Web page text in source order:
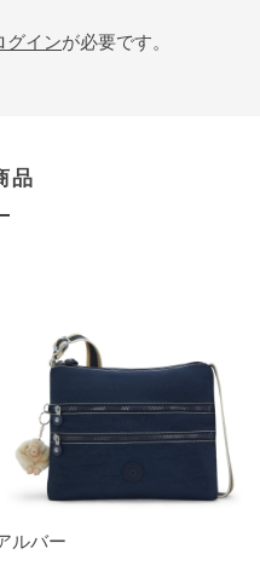
グインが必要です。
品
ルバー